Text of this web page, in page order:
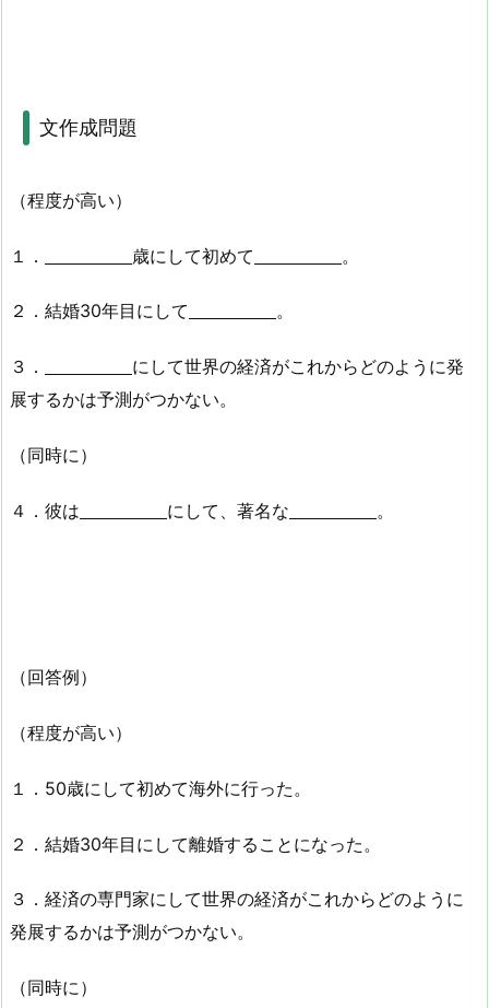
文作成問題
（程度が高い）
１． 歳にして初めて 。
２．結婚30年目にして 。
３．
にして世界の経済がこれからどのように発
展するかは予測がつかない。
（同時に）
４．彼は にして、著名な 。
（回答例）
（程度が高い）
１．50歳にして初めて海外に行った。
２．結婚30年目にして離婚することになった。
３．経済の専門家にして世界の経済がこれからどのように
発展するかは予測がつかない。
（同時に）